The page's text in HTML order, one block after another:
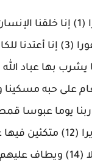
هل أتى على الإنسان حين من الدهر
ولقاهم نضرة وسرورا (11)
زمهريرا (13) ودانية عليهم